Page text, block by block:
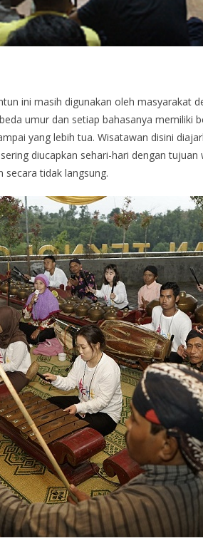
ini masih digunakan oleh masyarakat
umur dan setiap bahasanya memiliki
yang lebih tua. Wisatawan disini
diucapkan sehari-hari dengan
tidak langsung.